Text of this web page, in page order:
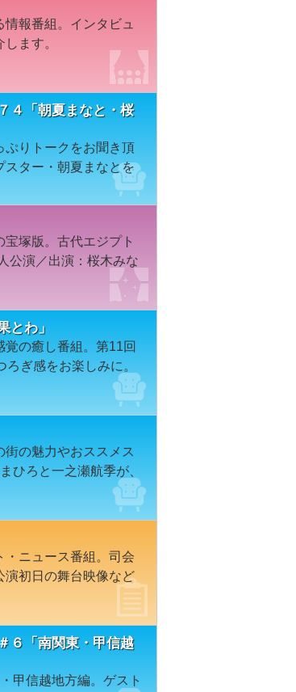
報番組。インタビュ
ます。
４「朝夏まなと・桜
ぷりトークをお聞き頂
スター・朝夏まなとを
塚版。古代エジプト
公演／出演：桜木みな
とわ」
の癒し番組。第11回
ぎ感をお楽しみに。
の魅力やおススメス
ひろと一之瀬航季が、
ニュース番組。司会
演初日の舞台映像など
６「南関東・甲信越
甲信越地方編。ゲスト